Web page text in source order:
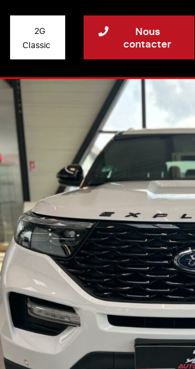
2G
Classic
Nous
contacter